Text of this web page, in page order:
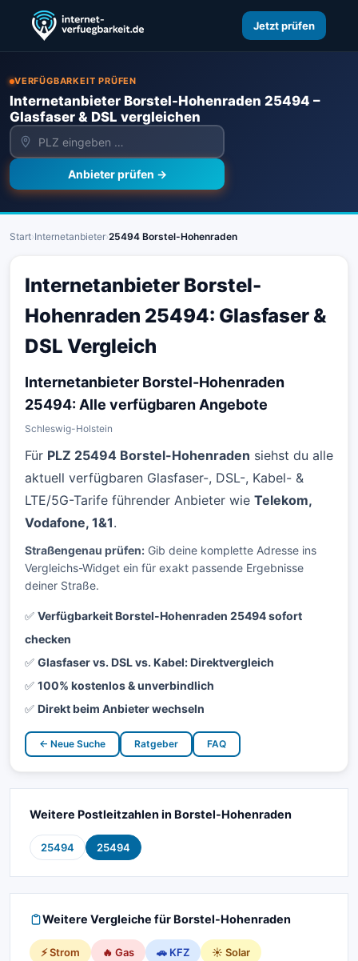
Jetzt prüfen
VERFÜGBARKEIT PRÜFEN
Internetanbieter Borstel-Hohenraden 25494 –
Glasfaser & DSL vergleichen
Anbieter prüfen →
Start›Internetanbieter›25494 Borstel-Hohenraden
Internetanbieter Borstel-
Hohenraden 25494: Glasfaser &
DSL Vergleich
Internetanbieter Borstel-Hohenraden
25494: Alle verfügbaren Angebote
Schleswig-Holstein
Für PLZ 25494 Borstel-Hohenraden siehst du alle
aktuell verfügbaren Glasfaser-, DSL-, Kabel- &
LTE/5G-Tarife führender Anbieter wie Telekom,
Vodafone, 1&1.
Straßengenau prüfen: Gib deine komplette Adresse ins
Vergleichs-Widget ein für exakt passende Ergebnisse
deiner Straße.
✅ Verfügbarkeit Borstel-Hohenraden 25494 sofort
checken
✅ Glasfaser vs. DSL vs. Kabel: Direktvergleich
✅ 100% kostenlos & unverbindlich
✅ Direkt beim Anbieter wechseln
← Neue Suche Ratgeber FAQ
Weitere Postleitzahlen in Borstel-Hohenraden
25494 25494
Weitere Vergleiche für Borstel-Hohenraden
⚡ Strom 🔥 Gas 🚗 KFZ
☀️ Solar